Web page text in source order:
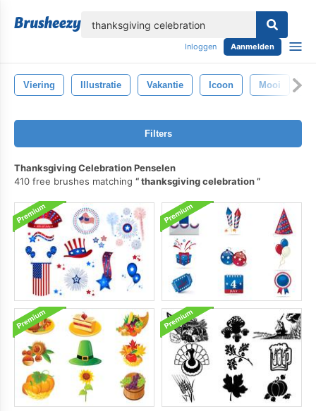
Inloggen Aanmelden
Viering Illustratie Vakantie Icoon Mooi
Filters
Thanksgiving Celebration Penselen
410 free brushes matching
thanksgiving celebration